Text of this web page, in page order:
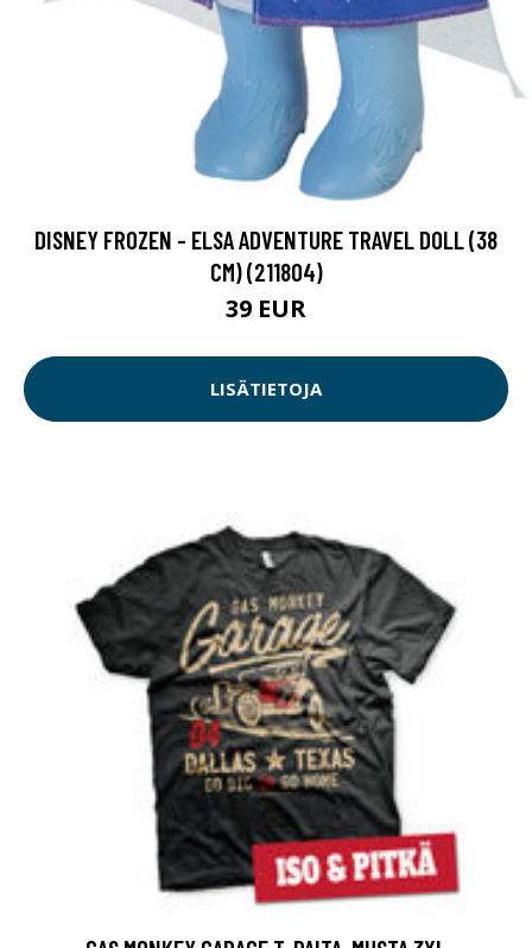
DISNEY FROZEN - ELSA ADVENTURE TRAVEL DOLL (38
CM) (211804)
39 EUR
LISÄTIETOJA